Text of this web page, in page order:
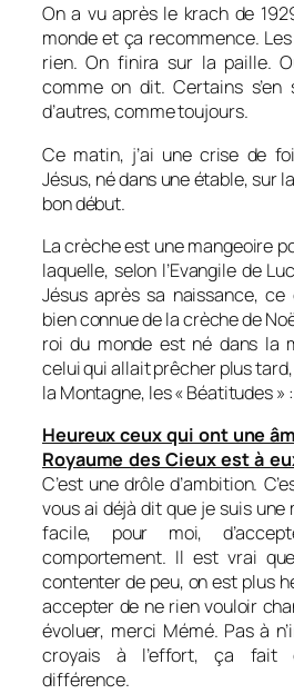
On a vu après le krach de
monde et ça recommence.
rien. On finira sur la paille.
comme on dit. Certains
d’autres, comme toujours.
Ce matin, j’ai une crise de
Jésus, né dans une étable, sur
bon début.
La crèche est une mangeoire
laquelle, selon l’Evangile de
Jésus après sa naissance, ce
bien connue de la crèche de
roi du monde est né dans la
celui qui allait prêcher plus
la Montagne, les « Béatitudes » :
Heureux ceux qui ont une
Royaume des Cieux est à
C’est une drôle d’ambition.
vous ai déjà dit que je suis
facile, pour moi,
comportement. Il est vrai
contenter de peu, on est plus
accepter de ne rien vouloir
évoluer, merci Mémé. Pas à
croyais à l’effort, ça fait
différence.